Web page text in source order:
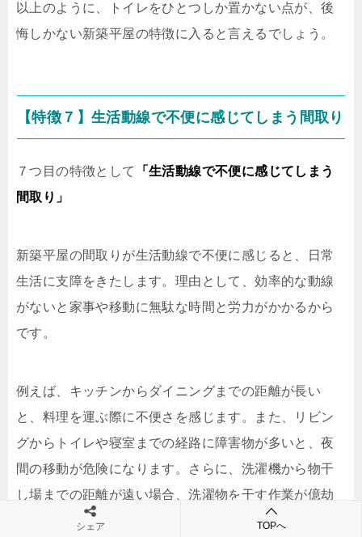
以上のように、トイレをひとつしか置かない点が、後
悔しかない新築平屋の特徴に入ると言えるでしょう。
【特徴７】生活動線で不便に感じてしまう間取り
７つ目の特徴として
「生活動線で不便に感じてしまう
間取り」
新築平屋の間取りが生活動線で不便に感じると、日常
生活に支障をきたします。理由として、効率的な動線
がないと家事や移動に無駄な時間と労力がかかるから
です。
例えば、キッチンからダイニングまでの距離が長い
と、料理を運ぶ際に不便さを感じます。また、リビン
グからトイレや寝室までの経路に障害物が多いと、夜
間の移動が危険になります。さらに、洗濯機から物干
し場までの距離が遠い場合、洗濯物を干す作業が億劫
になりがちです。
シェア TOPへ